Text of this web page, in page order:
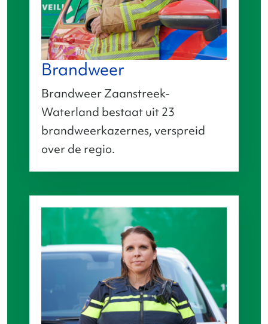
Brandweer
Brandweer Zaanstreek-
Waterland bestaat uit 23
brandweerkazernes, verspreid
over de regio.